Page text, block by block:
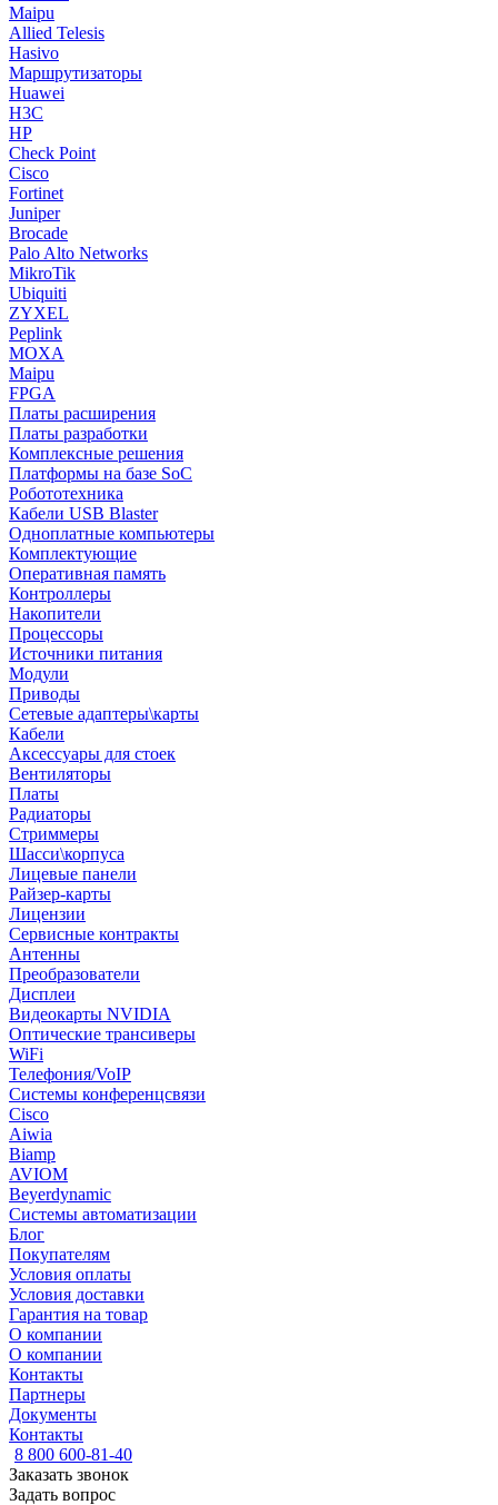
Maipu
Allied Telesis
Hasivo
Маршрутизаторы
Huawei
H3C
HP
Check Point
Cisco
Fortinet
Juniper
Brocade
Palo Alto Networks
MikroTik
Ubiquiti
ZYXEL
Peplink
MOXA
Maipu
FPGA
Платы расширения
Платы разработки
Комплексные решения
Платформы на базе SoC
Робототехника
Кабели USB Blaster
Одноплатные компьютеры
Комплектующие
Оперативная память
Контроллеры
Накопители
Процессоры
Источники питания
Модули
Приводы
Сетевые адаптеры\карты
Кабели
Аксессуары для стоек
Вентиляторы
Платы
Радиаторы
Стриммеры
Шасси\корпуса
Лицевые панели
Райзер-карты
Лицензии
Сервисные контракты
Антенны
Преобразователи
Дисплеи
Видеокарты NVIDIA
Оптические трансиверы
WiFi
Телефония/VoIP
Системы конференцсвязи
Cisco
Aiwia
Biamp
AVIOM
Beyerdynamic
Системы автоматизации
Блог
Покупателям
Условия оплаты
Условия доставки
Гарантия на товар
О компании
О компании
Контакты
Партнеры
Документы
Контакты
8 800 600-81-40
Заказать звонок
Задать вопрос